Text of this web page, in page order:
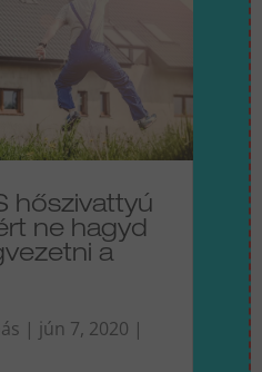
hőszivattyú
ne hagyd
a
| jún 7, 2020 |